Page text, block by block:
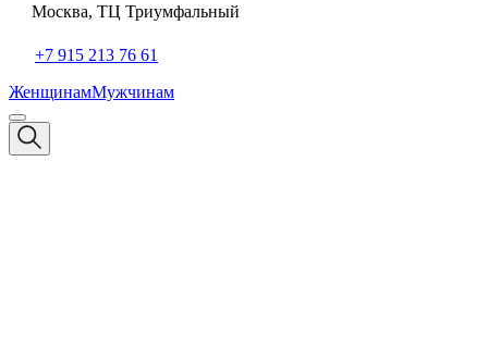
Москва, ТЦ Триумфальный
+7 915 213 76 61
ЖенщинамМужчинам